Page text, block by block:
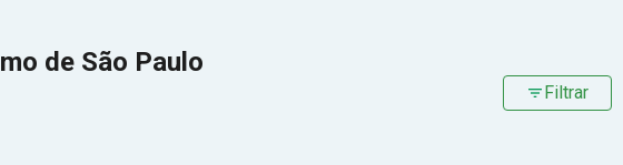
de São Paulo
Filtrar